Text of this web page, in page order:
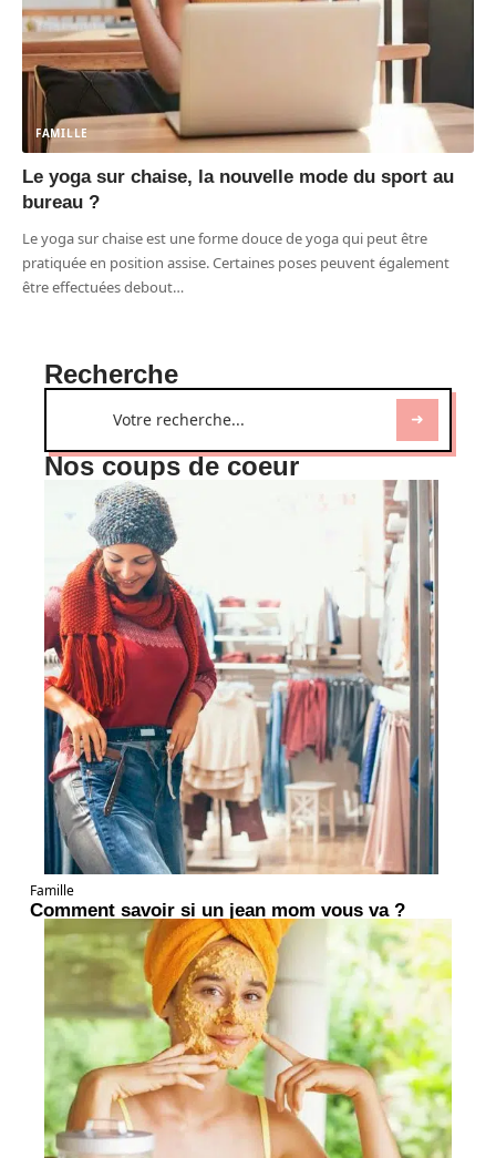
FAMILLE
Le yoga sur chaise, la nouvelle mode du sport au
bureau ?
Le yoga sur chaise est une forme douce de yoga qui peut être
pratiquée en position assise. Certaines poses peuvent également
être effectuées debout…
Recherche
Nos coups de coeur
Famille
Comment savoir si un jean mom vous va ?